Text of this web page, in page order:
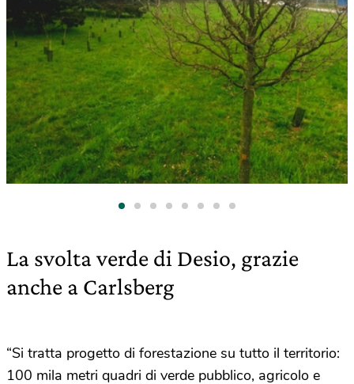
La svolta verde di Desio, grazie
anche a Carlsberg
“Si tratta progetto di forestazione su tutto il territorio:
100 mila metri quadri di verde pubblico, agricolo e